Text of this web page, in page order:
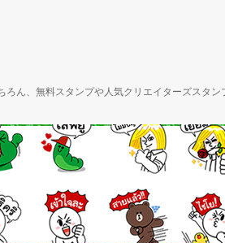
ん、無料スタンプや人気クリエイターズスタン